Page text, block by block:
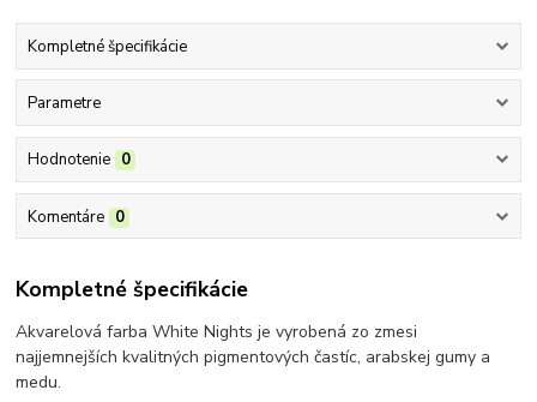
Kompletné špecifikácie
Parametre
Hodnotenie 0
Komentáre 0
Kompletné špecifikácie
Akvarelová farba White Nights je vyrobená zo zmesi
najjemnejších kvalitných pigmentových častíc, arabskej gumy a
medu.